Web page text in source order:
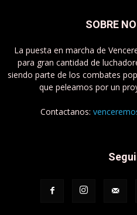
SOBRE
La puesta en marcha de
para gran cantidad de
siendo parte de los combates
que peleamos por un
Contactanos: